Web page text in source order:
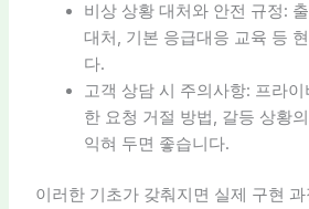
비상 상황 대처와 안전 규정:
대처, 기본 응급대응 교육 등
다.
고객 상담 시 주의사항: 프라
한 요청 거절 방법, 갈등 상황
익혀 두면 좋습니다.
이러한 기초가 갖춰지면 실제 구현